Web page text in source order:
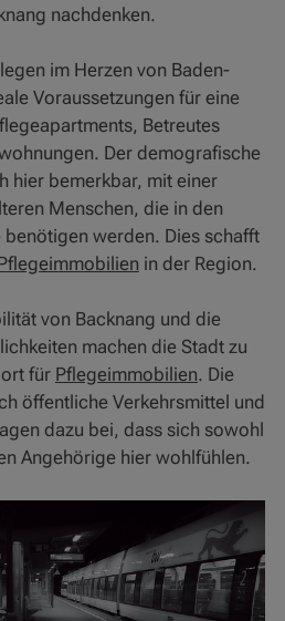
nachdenken.
im Herzen von Baden-
Voraussetzungen für eine
Betreutes
Der demografische
hier bemerkbar, mit einer
Menschen, die in den
benötigen werden. Dies schafft
in der Region.
von Backnang und die
machen die Stadt zu
für Pflegeimmobilien. Die
öffentliche Verkehrsmittel und
dazu bei, dass sich sowohl
Angehörige hier wohlfühlen.